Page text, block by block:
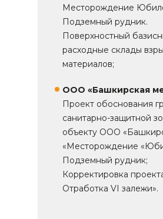
Месторождение
Подземный рудник.
Поверхностный
расходные склады
материалов;
ООО «Башкирская
Проект обоснования
санитарно-защитной
объекту ООО
«Месторождение
Подземный рудник;
Корректировка
Отработка VI залежи».